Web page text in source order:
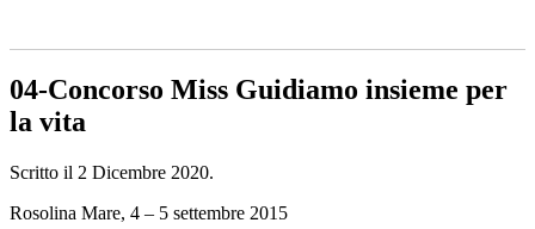
04-Concorso Miss Guidiamo insieme per
la vita
Scritto il 2 Dicembre 2020.
Rosolina Mare, 4 – 5 settembre 2015